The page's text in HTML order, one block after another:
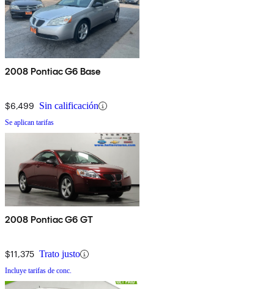
2008 Pontiac G6 Base
$6,499 Sin calificación
Se aplican tarifas
2008 Pontiac G6 GT
$11,375 Trato justo
Incluye tarifas de conc.